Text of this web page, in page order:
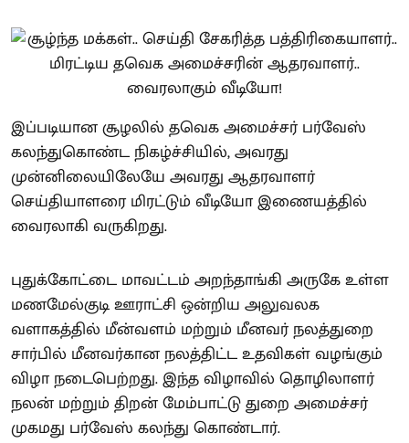
இப்படியான சூழலில் தவெக அமைச்சர் பர்வேஸ்
கலந்துகொண்ட நிகழ்ச்சியில், அவரது
முன்னிலையிலேயே அவரது ஆதரவாளர்
செய்தியாளரை மிரட்டும் வீடியோ இணையத்தில்
வைரலாகி வருகிறது.
புதுக்கோட்டை மாவட்டம் அறந்தாங்கி அருகே உள்ள
மணமேல்குடி ஊராட்சி ஒன்றிய அலுவலக
வளாகத்தில் மீன்வளம் மற்றும் மீனவர் நலத்துறை
சார்பில் மீனவர்கான நலத்திட்ட உதவிகள் வழங்கும்
விழா நடைபெற்றது. இந்த விழாவில் தொழிலாளர்
நலன் மற்றும் திறன் மேம்பாட்டு துறை அமைச்சர்
முகமது பர்வேஸ் கலந்து கொண்டார்.